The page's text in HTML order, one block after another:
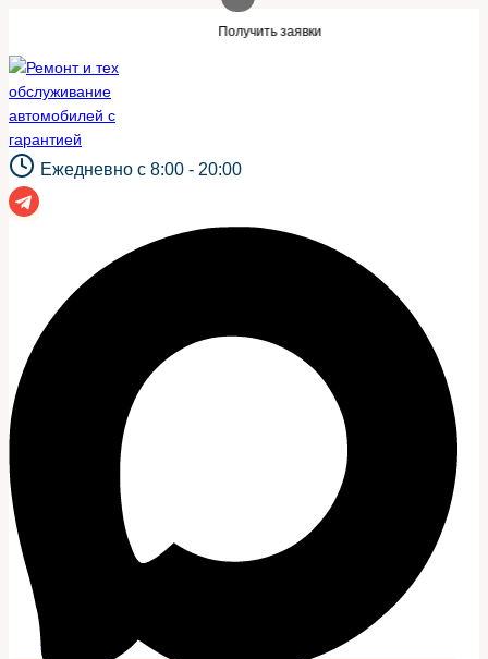
содержимому
Получить заявки Нужны заявки для
Ежедневно с 8:00 - 20:00